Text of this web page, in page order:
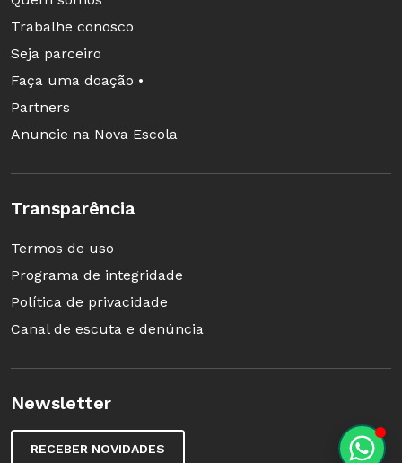
Trabalhe conosco
Seja parceiro
Faça uma doação •
Partners
Anuncie na Nova Escola
Transparência
Termos de uso
Programa de integridade
Política de privacidade
Canal de escuta e denúncia
Newsletter
RECEBER NOVIDADES